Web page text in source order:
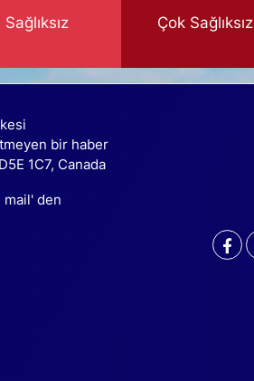
Sağlıksız Çok Sağlıksız
bir haber
1C7, Canada
den